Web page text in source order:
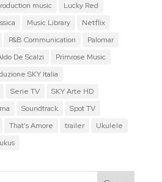
music
Lucky Red
Music Library
Netflix
P&B Communication
Palomar
De Scalzi
Primrose Music
SKY Italia
Serie TV
SKY Arte HD
Soundtrack
Spot TV
That's Amore trailer
Ukulele